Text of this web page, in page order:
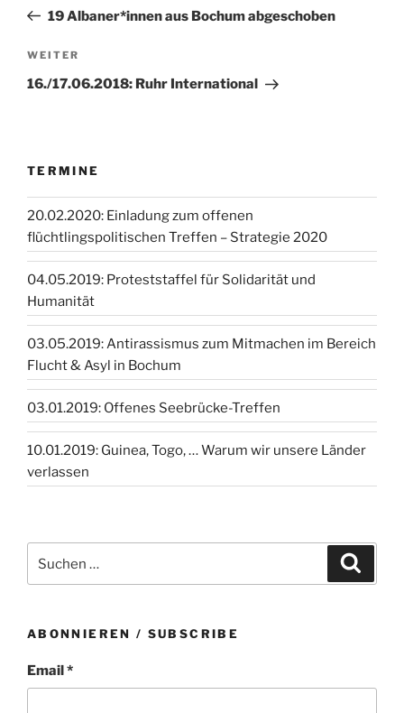
Beitrag
19 Albaner*innen aus Bochum abgeschoben
Nächster
Beitrag
WEITER
16./17.06.2018: Ruhr International
TERMINE
20.02.2020: Einladung zum offenen
flüchtlingspolitischen Treffen – Strategie 2020
04.05.2019: Proteststaffel für Solidarität und
Humanität
03.05.2019: Antirassismus zum Mitmachen im Bereich
Flucht & Asyl in Bochum
03.01.2019: Offenes Seebrücke-Treffen
10.01.2019: Guinea, Togo, … Warum wir unsere Länder
verlassen
nach:
ABONNIEREN / SUBSCRIBE
Email *